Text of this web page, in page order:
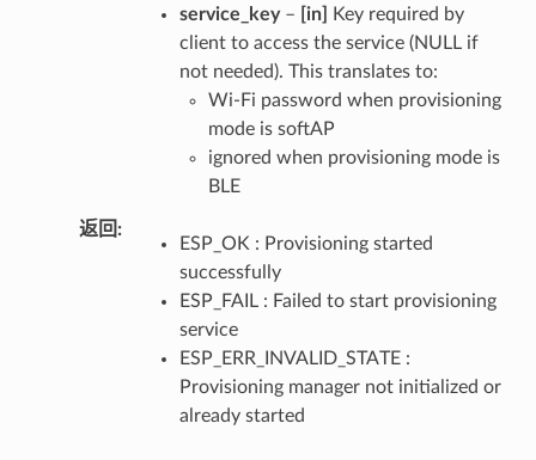
service_key– [in]
Key required by
client to access the service (NULL if
not needed). This translates to:
Wi-Fi password when provisioning
mode is softAP
ignored when provisioning mode is
BLE
返回
ESP_OK : Provisioning started
successfully
ESP_FAIL : Failed to start provisioning
service
ESP_ERR_INVALID_STATE :
Provisioning manager not initialized or
already started